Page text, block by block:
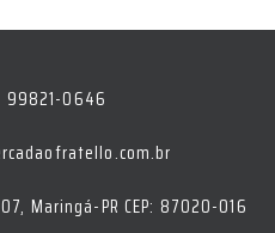
99821-0646
Maringá-PR CEP: 87020-016